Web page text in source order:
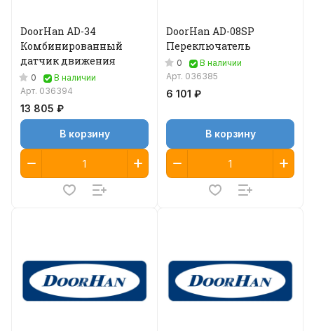
DoorHan AD-34
Комбинированный
датчик движения
0
В наличии
Арт. 036394
13 805 ₽
В корзину
DoorHan AD-08SP
Переключатель
0
В наличии
Арт. 036385
6 101 ₽
В корзину